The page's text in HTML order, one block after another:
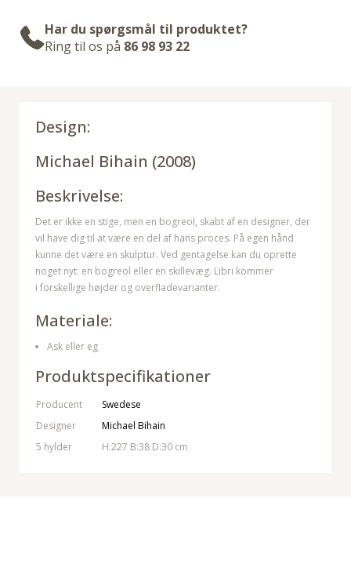
Har du spørgsmål til produktet?
Ring til os på 86 98 93 22
Design:
Michael Bihain (2008)
Beskrivelse:
Det er ikke en stige, men en bogreol, skabt af en designer, der
vil have dig til at være en del af hans proces. På egen hånd
kunne det være en skulptur. Ved gentagelse kan du oprette
noget nyt: en bogreol eller en skillevæg. Libri kommer
i forskellige højder og overfladevarianter.
Materiale:
Ask eller eg
Produktspecifikationer
Producent
Swedese
Designer
Michael Bihain
5 hylder
H:227 B:38 D:30 cm